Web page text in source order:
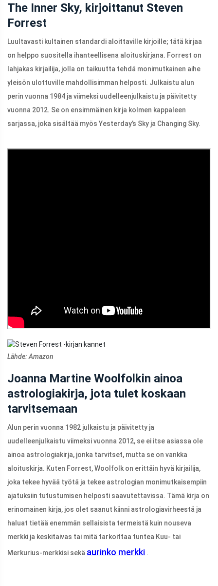
The Inner Sky, kirjoittanut Steven
Forrest
Luultavasti kultainen standardi aloittaville kirjoille; tätä kirjaa
on helppo suositella ihanteellisena aloituskirjana. Forrest on
lahjakas kirjailija, jolla on taikuutta tehdä monimutkainen aihe
yleisön ulottuville mahdollisimman helposti. Julkaistu alun
perin vuonna 1984 ja viimeksi uudelleenjulkaistu ja päivitetty
vuonna 2012. Se on ensimmäinen kirja kolmen kappaleen
sarjassa, joka sisältää myös Yesterday’s Sky ja Changing Sky.
Lähde: Amazon
Joanna Martine Woolfolkin ainoa
astrologiakirja, jota tulet koskaan
tarvitsemaan
Alun perin vuonna 1982 julkaistu ja päivitetty ja
uudelleenjulkaistu viimeksi vuonna 2012, se ei itse asiassa ole
ainoa astrologiakirja, jonka tarvitset, mutta se on vankka
aloituskirja. Kuten Forrest, Woolfolk on erittäin hyvä kirjailija,
joka tekee hyvää työtä ja tekee astrologian monimutkaisempiin
ajatuksiin tutustumisen helposti saavutettavissa. Tämä kirja on
erinomainen kirja, jos olet saanut kiinni astrologiavirheestä ja
haluat tietää enemmän sellaisista termeistä kuin nouseva
merkki ja keskitaivas tai mitä tarkoittaa tuntea Kuu- tai
Merkurius-merkkisi sekä aurinko merkki .